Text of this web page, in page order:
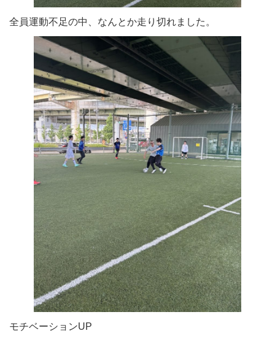
全員運動不足の中、なんとか走り切れました。
モチベーションUP